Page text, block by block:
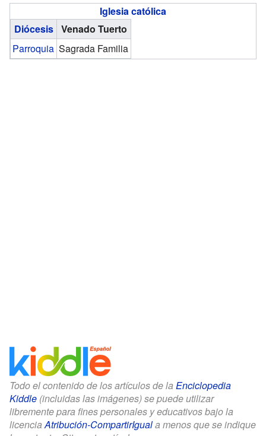
Iglesia católica
Diócesis Venado Tuerto
Parroquia Sagrada Familia
Todo el contenido de los artículos de la Enciclopedia
Kiddle (incluidas las imágenes) se puede utilizar
libremente para fines personales y educativos bajo la
licenciaAtribución-CompartirIguala menos que se indique